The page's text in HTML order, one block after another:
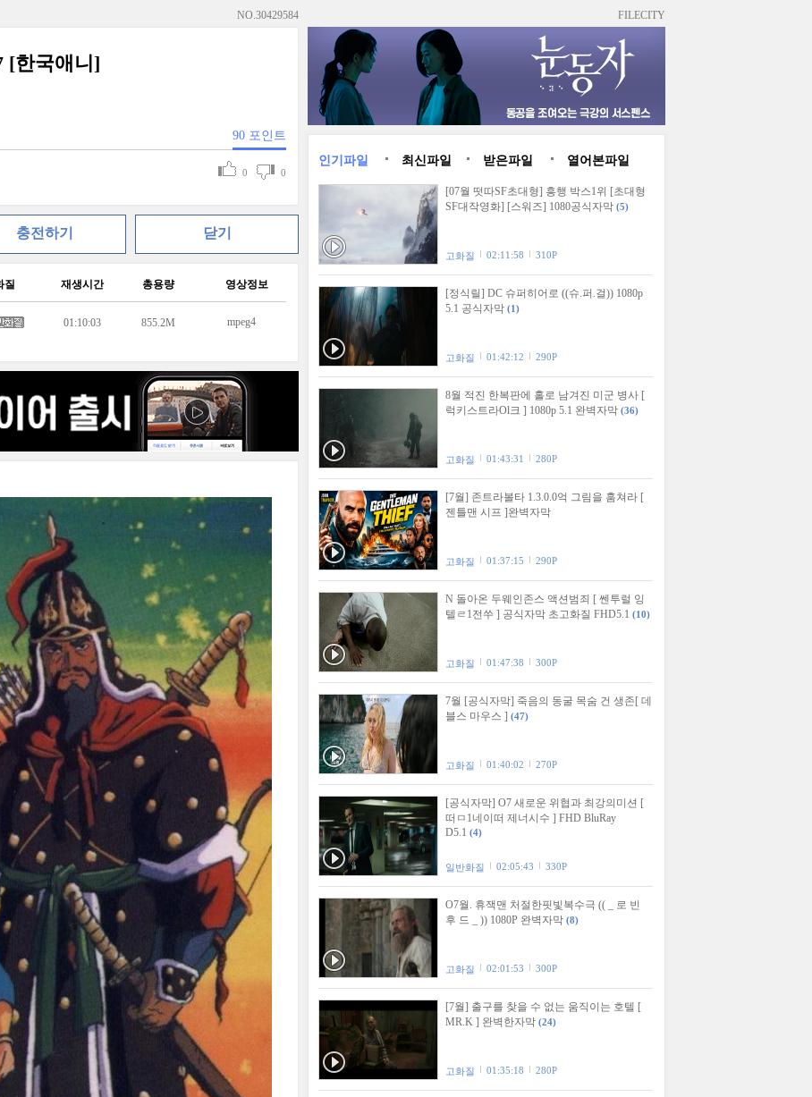
NO.30429584
[한국애니]
90 포인트
0 0
충전하기 닫기
질 재생시간 총용량 영상정보
01:10:03 855.2M mpeg4
FILECITY
인기파일 최신파일 받은파일 열어본파일
[07월 떳따SF초대형] 흥행 박스1위 [초대형
SF대작영화] [스워즈] 1080공식자막 (5)
고화질 02:11:58 310P
[정식릴] DC 슈퍼히어로 ((슈.퍼.걸)) 1080p
5.1 공식자막 (1)
고화질 01:42:12 290P
8월 적진 한복판에 홀로 남겨진 미군 병사 [
럭키스트라Ol크 ] 1080p 5.1 완벽자막 (36)
고화질 01:43:31 280P
[7월] 존트라볼타 1.3.0.0억 그림을 훔쳐라 [
젠틀맨 시프 ]완벽자막
고화질 01:37:15 290P
N 돌아온 두웨인존스 액션범죄 [ 쎈투럴 잉
텔ㄹ1전쑤 ] 공식자막 초고화질 FHD5.1 (10)
고화질 01:47:38 300P
7월 [공식자막] 죽음의 동굴 목숨 건 생존[ 데
블스 마우스 ] (47)
고화질 01:40:02 270P
[공식자막] O7 새로운 위협과 최강의미션 [
떠ㅁ1네이떠 제너시수 ] FHD BluRay
D5.1 (4)
일반화질 02:05:43 330P
O7월. 휴잭맨 처절한핏빛복수극 (( _ 로 빈
후 드 _ )) 1080P 완벽자막 (8)
고화질 02:01:53 300P
[7월] 출구를 찾을 수 없는 움직이는 호텔 [
MR.K ] 완벽한자막 (24)
고화질 01:35:18 280P